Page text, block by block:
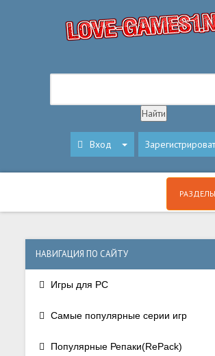
Вход
НАВИГАЦИЯ ПО САЙТУ
Игры для PC
Самые популярные серии игр
Популярные Репаки(RePack)